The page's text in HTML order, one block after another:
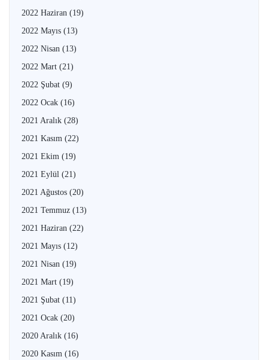
2022 Haziran (19)
2022 Mayıs (13)
2022 Nisan (13)
2022 Mart (21)
2022 Şubat (9)
2022 Ocak (16)
2021 Aralık (28)
2021 Kasım (22)
2021 Ekim (19)
2021 Eylül (21)
2021 Ağustos (20)
2021 Temmuz (13)
2021 Haziran (22)
2021 Mayıs (12)
2021 Nisan (19)
2021 Mart (19)
2021 Şubat (11)
2021 Ocak (20)
2020 Aralık (16)
2020 Kasım (16)